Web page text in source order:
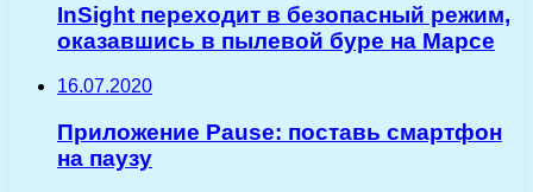
InSight переходит в безопасный режим,
оказавшись в пылевой буре на Марсе
16.07.2020
Приложение Pause: поставь смартфон
на паузу